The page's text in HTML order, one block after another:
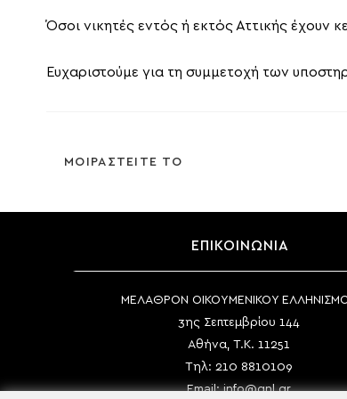
Όσοι νικητές εντός ή εκτός Αττικής έχουν
Ευχαριστούμε για τη συμμετοχή των
ΜΟΙΡΑΣΤΕΙΤΕ ΤΟ
ΕΠΙΚΟΙΝΩΝΙΑ
ΜΕΛΑΘΡΟΝ ΟΙΚΟΥΜΕΝΙΚΟΥ
3ης Σεπτεμβρίου 144
Αθήνα, Τ.Κ. 11251
Τηλ: 210 8810109
Email:info@gnl.gr